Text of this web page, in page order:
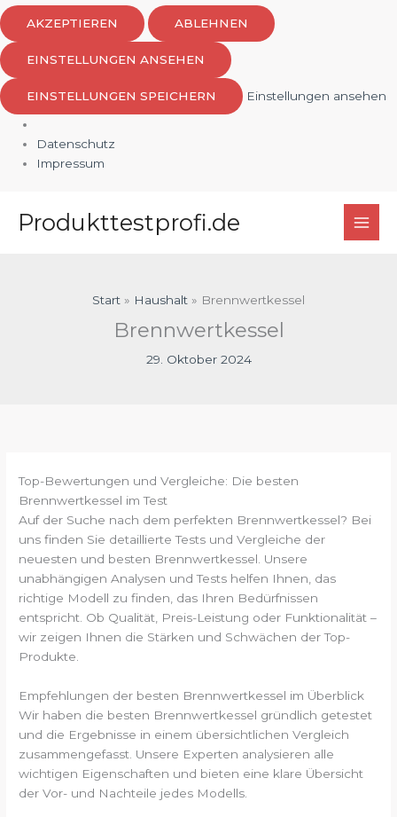
AKZEPTIEREN ABLEHNEN
EINSTELLUNGEN ANSEHEN
EINSTELLUNGEN SPEICHERN Einstellungen ansehen
Datenschutz
Impressum
InhaltProdukttestprofi.de
Start Haushalt Brennwertkessel
Brennwertkessel
29. Oktober 2024
Top-Bewertungen und Vergleiche: Die besten
Brennwertkessel im Test
Auf der Suche nach dem perfekten Brennwertkessel? Bei
uns finden Sie detaillierte Tests und Vergleiche der
neuesten und besten Brennwertkessel. Unsere
unabhängigen Analysen und Tests helfen Ihnen, das
richtige Modell zu finden, das Ihren Bedürfnissen
entspricht. Ob Qualität, Preis-Leistung oder Funktionalität –
wir zeigen Ihnen die Stärken und Schwächen der Top-
Produkte.
Empfehlungen der besten Brennwertkessel im Überblick
Wir haben die besten Brennwertkessel gründlich getestet
und die Ergebnisse in einem übersichtlichen Vergleich
zusammengefasst. Unsere Experten analysieren alle
wichtigen Eigenschaften und bieten eine klare Übersicht
der Vor- und Nachteile jedes Modells.